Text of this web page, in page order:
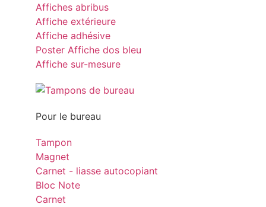
Affiches abribus
Affiche extérieure
Affiche adhésive
Poster Affiche dos bleu
Affiche sur-mesure
Pour le bureau
Tampon
Magnet
Carnet - liasse autocopiant
Bloc Note
Carnet